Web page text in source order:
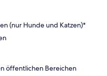
(nur Hunde und Katzen)*
öffentlichen Bereichen